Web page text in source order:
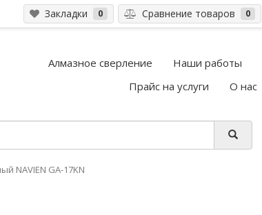
Закладки 0 Сравнение товаров 0
Алмазное сверление Наши работы
Прайс на услуги
О нас
NAVIEN GA-17KN